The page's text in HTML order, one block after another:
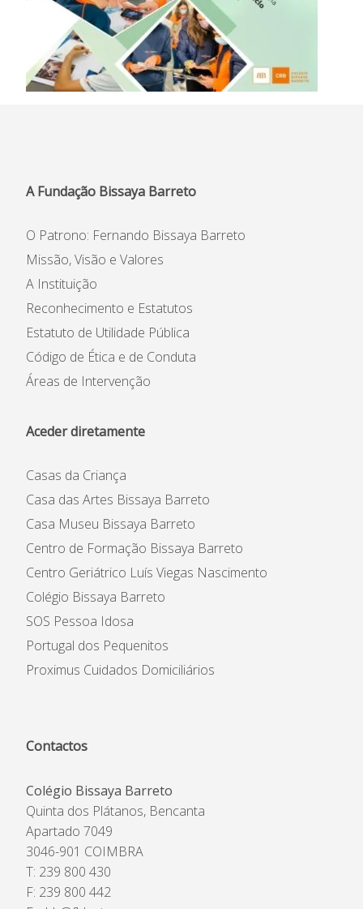
A Fundação Bissaya Barreto
O Patrono: Fernando Bissaya Barreto
Missão, Visão e Valores
A Instituição
Reconhecimento e Estatutos
Estatuto de Utilidade Pública
Código de Ética e de Conduta
Áreas de Intervenção
Aceder diretamente
Casas da Criança
Casa das Artes Bissaya Barreto
Casa Museu Bissaya Barreto
Centro de Formação Bissaya Barreto
Centro Geriátrico Luís Viegas Nascimento
Colégio Bissaya Barreto
SOS Pessoa Idosa
Portugal dos Pequenitos
Proximus Cuidados Domiciliários
Contactos
Colégio Bissaya Barreto
Quinta dos Plátanos, Bencanta
Apartado 7049
3046-901 COIMBRA
T: 239 800 430
F: 239 800 442